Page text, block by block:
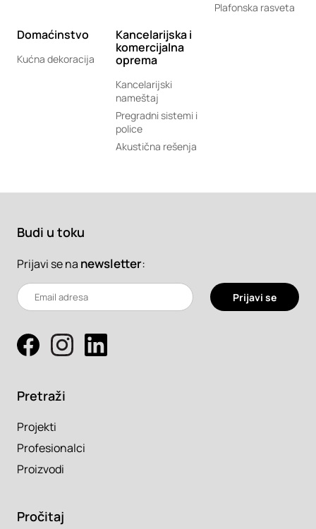
Plafonska rasveta
Domaćinstvo
Kućna dekoracija
Kancelarijska i
komercijalna
oprema
Kancelarijski
nameštaj
Pregradni sistemi i
police
Akustična rešenja
Budi u toku
Prijavi se na newsletter:
Prijavi se
Pretraži
Projekti
Profesionalci
Proizvodi
Pročitaj